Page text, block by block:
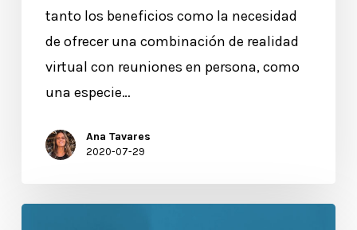
tanto los beneficios como la necesidad
de ofrecer una combinación de realidad
virtual con reuniones en persona, como
una especie…
Ana Tavares
2020-07-29